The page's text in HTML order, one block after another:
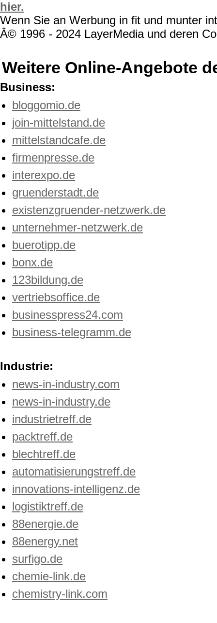
hier.
Wenn Sie an Werbung in fit und munter
Â© 1996 - 2024 LayerMedia und deren
Weitere Online-Angebote
Business:
bloggomio.de
join-mittelstand.de
mittelstandcafe.de
firmenpresse.de
interexpo.de
gruenderstadt.de
existenzgruender-netzwerk.de
unternehmer-netzwerk.de
buerotipp.de
bonx.de
123bildung.de
vertriebsoffice.de
businesspress24.com
business-telegramm.de
Industrie:
news-in-industry.com
news-in-industry.de
industrietreff.de
packtreff.de
blechtreff.de
automatisierungstreff.de
innovations-intelligenz.de
logistiktreff.de
88energie.de
88energy.net
surfigo.de
chemie-link.de
chemistry-link.com